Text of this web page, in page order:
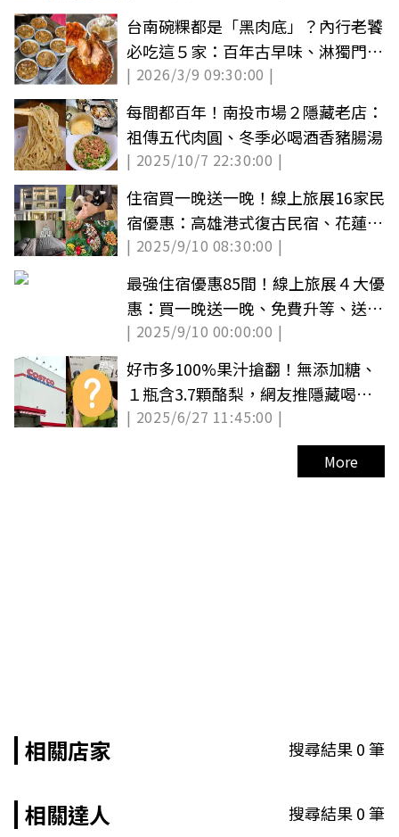
台南碗粿都是「黑肉底」？內行老饕
必吃這５家：百年古早味、淋獨門黑
豆醬油
| 2026/3/9 09:30:00 |
每間都百年！南投市場２隱藏老店：
祖傳五代肉圓、冬季必喝酒香豬腸湯
| 2025/10/7 22:30:00 |
住宿買一晚送一晚！線上旅展16家民
宿優惠：高雄港式復古民宿、花蓮親
子農場
| 2025/9/10 08:30:00 |
最強住宿優惠85間！線上旅展４大優
惠：買一晚送一晚、免費升等、送一
泊二食
| 2025/9/10 00:00:00 |
好市多100%果汁搶翻！無添加糖、
１瓶含3.7顆酪梨，網友推隱藏喝法
再升級
| 2025/6/27 11:45:00 |
More
相關店家 搜尋結果0筆
相關達人 搜尋結果0筆